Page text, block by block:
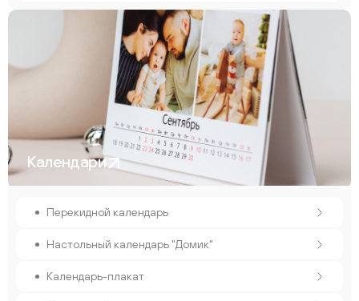
Календари
Перекидной календарь
Настольный календарь "Домик"
Календарь-плакат